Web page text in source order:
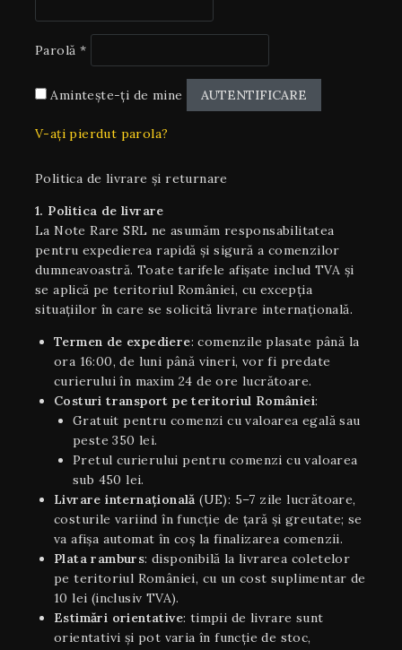
Parolă *
Amintește-ți de mine AUTENTIFICARE
V-ați pierdut parola?
Politica de livrare și returnare
1. Politica de livrare
La Note Rare SRL ne asumăm responsabilitatea
pentru expedierea rapidă și sigură a comenzilor
dumneavoastră. Toate tarifele afișate includ TVA și
se aplică pe teritoriul României, cu excepția
situaţiilor în care se solicită livrare internaţională.
Termen de expediere: comenzile plasate până la
ora 16:00, de luni până vineri, vor fi predate
curierului în maxim 24 de ore lucrătoare.
Costuri transport pe teritoriul României:
Gratuit pentru comenzi cu valoarea egală sau
peste 350 lei.
Pretul curierului pentru comenzi cu valoarea
sub 450 lei.
Livrare internaţională (UE): 5–7 zile lucrătoare,
costurile variind în funcție de țară și greutate; se
va afișa automat în coș la finalizarea comenzii.
Plata ramburs: disponibilă la livrarea coletelor
pe teritoriul României, cu un cost suplimentar de
10 lei (inclusiv TVA).
Estimări orientative: timpii de livrare sunt
orientativi şi pot varia în funcție de stoc,